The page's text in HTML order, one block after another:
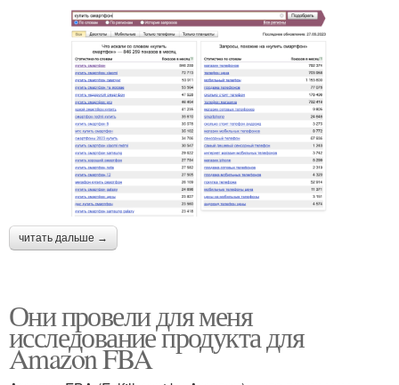
читать дальше →
Они провели для меня
исследование продукта для
Amazon FBA